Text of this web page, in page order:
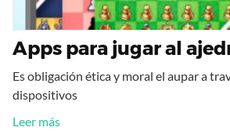
Apps para jugar al
Es obligación ética y moral el aupar a
dispositivos
Leer más